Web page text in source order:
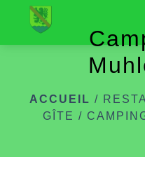
ACCUEIL /
GÎTE /